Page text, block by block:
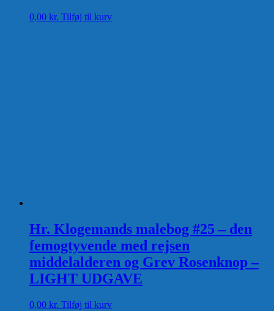
0,00 kr. Tilføj til kurv
Hr. Klogemands malebog #25 – den
femogtyvende med rejsen
middelalderen og Grev Rosenknop –
LIGHT UDGAVE
0,00 kr. Tilføj til kurv